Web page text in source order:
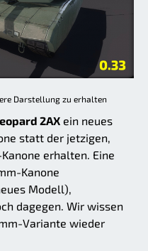
Darstellung zu erhalten
2AX ein neues
statt der jetzigen,
erhalten. Eine
Kanone
Modell),
dagegen. Wir wissen
Variante wieder